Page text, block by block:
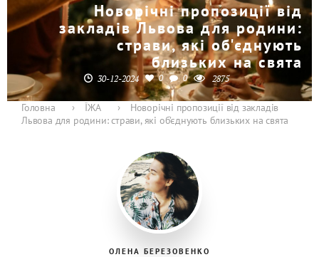
Новорічні пропозиції від
закладів Львова для родини:
страви, які об'єднують
близьких на свята
30-12-2024 0 0 2875
Головна › ЇЖА ›
Новорічні пропозиції від закладів
Львова для родини: страви, які об’єднують близьких на свята
ОЛЕНА БЕРЕЗОВЕНКО